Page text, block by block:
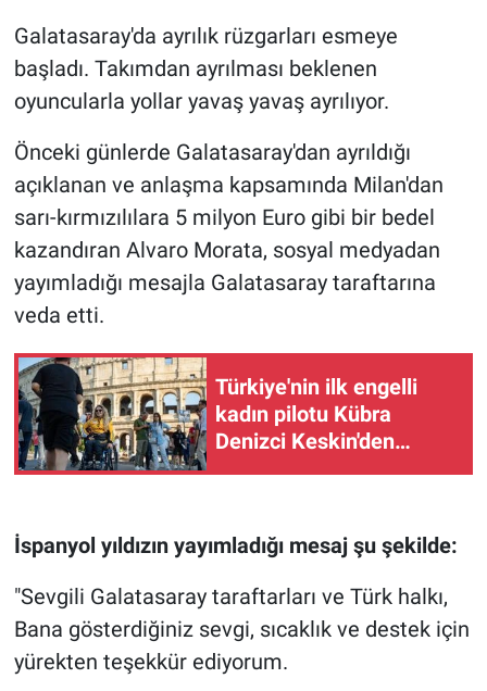
Galatasaray'da ayrılık rüzgarları esmeye
başladı. Takımdan ayrılması beklenen
oyuncularla yollar yavaş yavaş ayrılıyor.
Önceki günlerde Galatasaray'dan ayrıldığı
açıklanan ve anlaşma kapsamında Milan'dan
sarı-kırmızılılara 5 milyon Euro gibi bir bedel
kazandıran Alvaro Morata, sosyal medyadan
yayımladığı mesajla Galatasaray taraftarına
veda etti.
Türkiye'nin ilk engelli
kadın pilotu Kübra
Denizci Keskin'den
İspanyol yıldızın yayımladığı mesaj şu şekilde:
"Sevgili Galatasaray taraftarları ve Türk halkı,
Bana gösterdiğiniz sevgi, sıcaklık ve destek için
yürekten teşekkür ediyorum.
Gündem Özel
Günün görüntüsü
Haber
İlan
Kimdir
Koronavirüs
Kültür Sanat
Ne demişti
Popüler
Programlar
Sağlık